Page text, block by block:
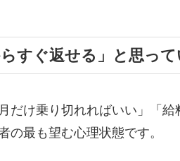
すぐ返せる」と思って
だけ乗り切れればいい」「給
の最も望む心理状態です。